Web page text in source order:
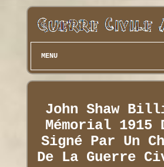
MENU
John Shaw
Mémorial 1915
Signé Par Un
De La Guerre